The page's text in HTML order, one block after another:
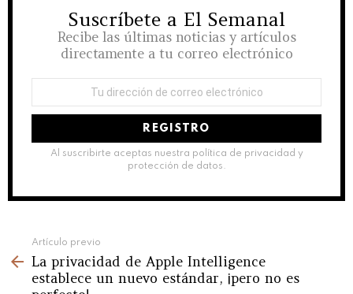
NEWSLETTER
Suscríbete a El Semanal
Recibe las últimas noticias y artículos
directamente a tu correo electrónico
correo
Al suscribirte aceptas nuestra política de privacidad y
protección de datos.
more
Artículo previo
La privacidad de Apple Intelligence
establece un nuevo estándar, ¡pero no es